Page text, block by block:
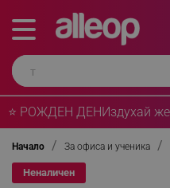
⭐ РОЖДЕН ДЕНИздухай
Начало За офиса и ученика
Неналичен